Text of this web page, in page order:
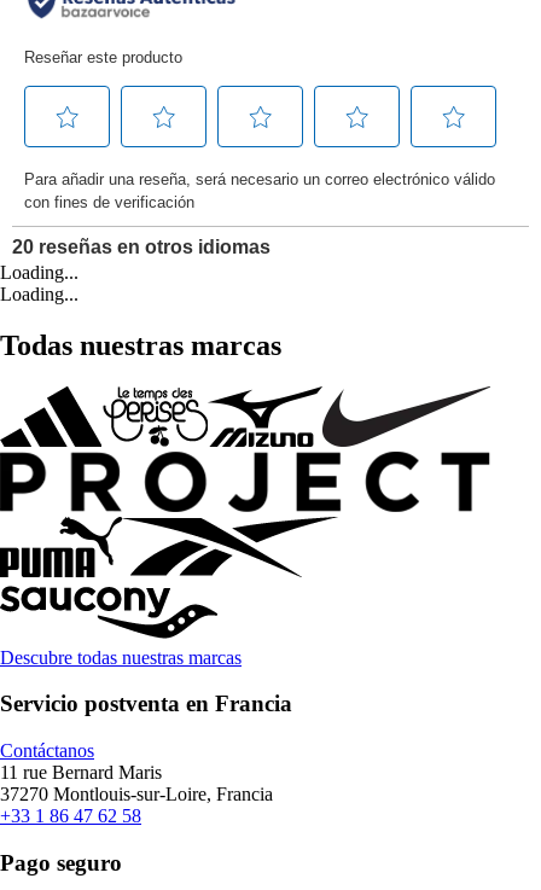
Loading...
Loading...
Todas nuestras marcas
Descubre todas nuestras marcas
Servicio postventa en Francia
Contáctanos
11 rue Bernard Maris
37270 Montlouis-sur-Loire, Francia
+33 1 86 47 62 58
Pago seguro